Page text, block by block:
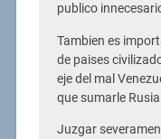
publico
Tambien es
de paises
eje del mal
que sumarle
Juzgar